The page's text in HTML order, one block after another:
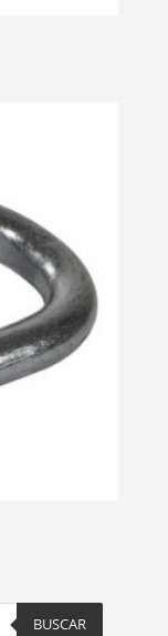
BUSCAR